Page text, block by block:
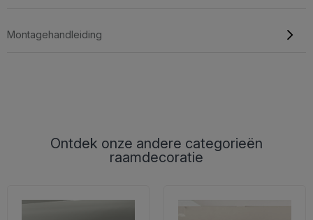
Montagehandleiding
Ontdek onze andere categorieën
raamdecoratie